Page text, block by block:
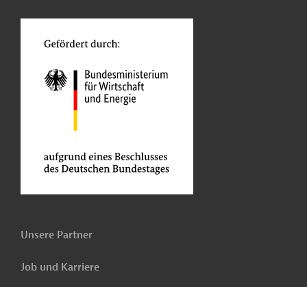
Unsere Partner
Job und Karriere